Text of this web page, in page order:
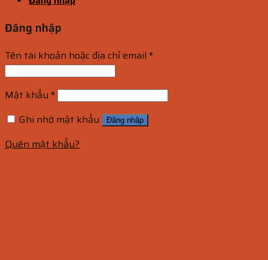
Đăng nhập
Tên tài khoản hoặc địa chỉ email *
Mật khẩu *
Ghi nhớ mật khẩu
Đăng nhập
Quên mật khẩu?